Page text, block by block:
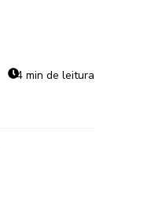
4 min de leitura